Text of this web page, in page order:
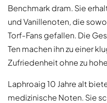
Benchmark dram. Sie
und Vanillenoten, die
Torf-Fans gefallen. Die
Ten machen ihn zu einer
Zufriedenheit ohne zu
Laphroaig 10 Jahre alt
medizinische Noten. Sie